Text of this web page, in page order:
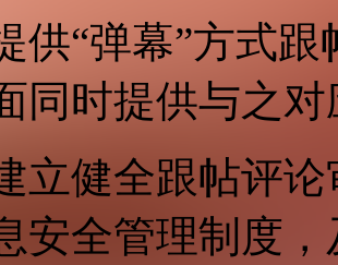
供“弹幕”方式
同时提供与之
立健全跟帖评
安全管理制度